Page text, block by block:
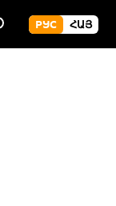
РУС ՀԱՅ